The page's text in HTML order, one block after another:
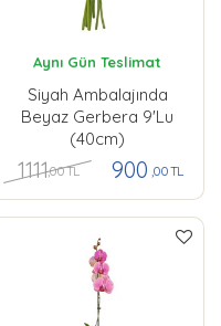
Aynı Gün Teslimat
Siyah Ambalajında
Beyaz Gerbera 9'lu
(40cm)
1111,00 TL 900 ,00 TL